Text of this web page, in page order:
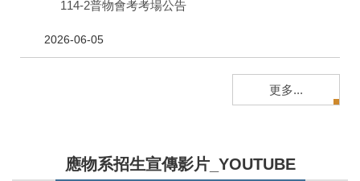
114-2普物會考考場公告
2026-06-05
更多...
應物系招生宣傳影片_YOUTUBE